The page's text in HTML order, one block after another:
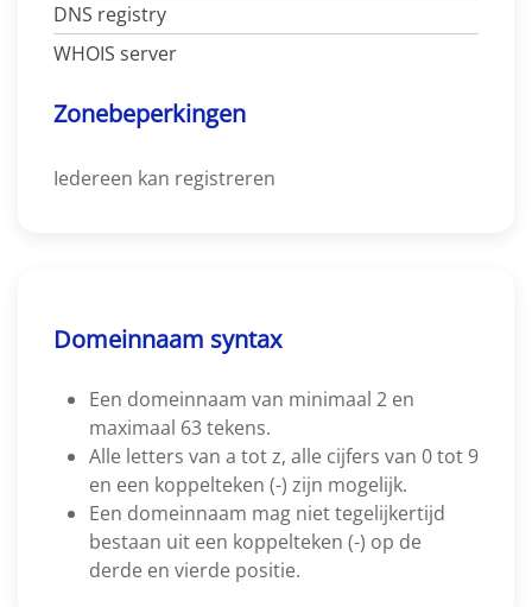
DNS registry
WHOIS server
Zonebeperkingen
Iedereen kan registreren
Domeinnaam syntax
Een domeinnaam van minimaal 2 en
maximaal 63 tekens.
Alle letters van a tot z, alle cijfers van 0 tot 9
en een koppelteken (-) zijn mogelijk.
Een domeinnaam mag niet tegelijkertijd
bestaan uit een koppelteken (-) op de
derde en vierde positie.